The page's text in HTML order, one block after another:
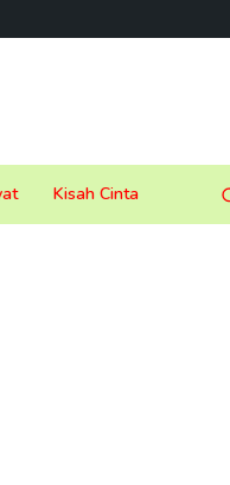
Kisah Cinta